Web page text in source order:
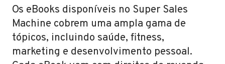
Os eBooks disponíveis no Super Sales
Machine cobrem uma ampla gama de
tópicos, incluindo saúde, fitness,
marketing e desenvolvimento pessoal.